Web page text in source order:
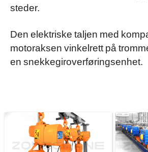
steder.
Den elektriske taljen med
motoraksen vinkelrett på
en snekkegiroverføringsenhet.